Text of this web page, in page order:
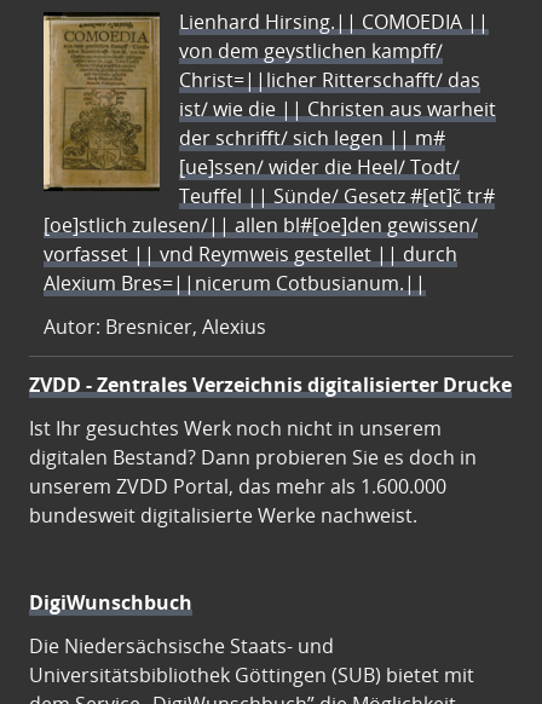
Lienhard Hirsing.|| COMOEDIA ||
von dem geystlichen kampff/
Christ=||licher Ritterschafft/ das
ist/ wie die || Christen aus warheit
der schrifft/ sich legen || m#
[ue]ssen/ wider die Heel/ Todt/
Teuffel || Sünde/ Gesetz #[et]c̃ tr#
[oe]stlich zulesen/|| allen bl#[oe]den gewissen/
vorfasset || vnd Reymweis gestellet || durch
Alexium Bres=||nicerum Cotbusianum.||
Autor: Bresnicer, Alexius
ZVDD - Zentrales Verzeichnis digitalisierter Drucke
Ist Ihr gesuchtes Werk noch nicht in unserem
digitalen Bestand? Dann probieren Sie es doch in
unserem ZVDD Portal, das mehr als 1.600.000
bundesweit digitalisierte Werke nachweist.
DigiWunschbuch
Die Niedersächsische Staats- und
Universitätsbibliothek Göttingen (SUB) bietet mit